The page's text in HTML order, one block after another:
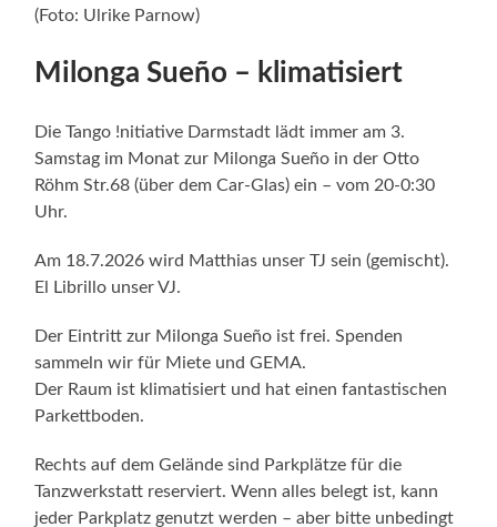
(Foto: Ulrike Parnow)
Milonga Sueño – klimatisiert
Die Tango !nitiative Darmstadt lädt immer am 3.
Samstag im Monat zur Milonga Sueño in der Otto
Röhm Str.68 (über dem Car-Glas) ein – vom 20-0:30
Uhr.
Am 18.7.2026 wird Matthias unser TJ sein (gemischt).
El Librillo unser VJ.
Der Eintritt zur Milonga Sueño ist frei. Spenden
sammeln wir für Miete und GEMA.
Der Raum ist klimatisiert und hat einen fantastischen
Parkettboden.
Rechts auf dem Gelände sind Parkplätze für die
Tanzwerkstatt reserviert. Wenn alles belegt ist, kann
jeder Parkplatz genutzt werden – aber bitte unbedingt